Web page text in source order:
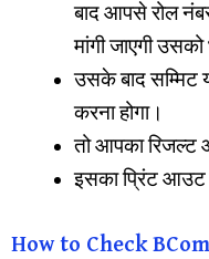
बाद आपसे रोल
मांगी जाएगी
उसके बाद सम्मिट
करना होगा।
तो आपका
इसका प्रिंट
How to CheckBCom